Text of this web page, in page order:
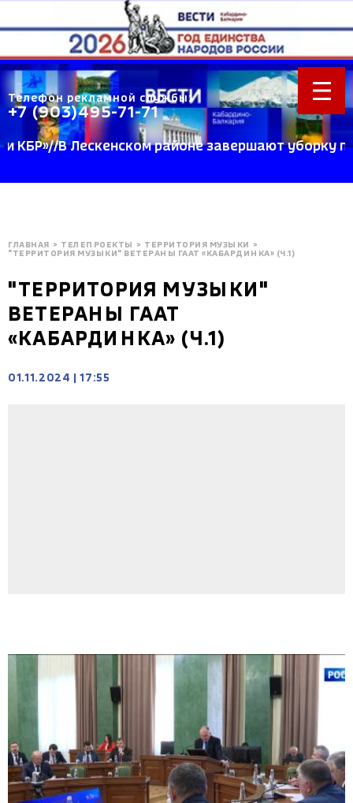
Телефон рекламной службы:
+7 (903)495-71-71
В Лескенском районе завершают уборку
ГЛАВНАЯ > ТЕЛЕПРОЕКТЫ > ТЕРРИТОРИЯ МУЗЫКИ
>
"ТЕРРИТОРИЯ МУЗЫКИ" ВЕТЕРАНЫ ГААТ «КАБАРДИНКА» (Ч.1)
"ТЕРРИТОРИЯ МУЗЫКИ"
ВЕТЕРАНЫ ГААТ
«КАБАРДИНКА» (Ч.1)
01.11.2024 17:55